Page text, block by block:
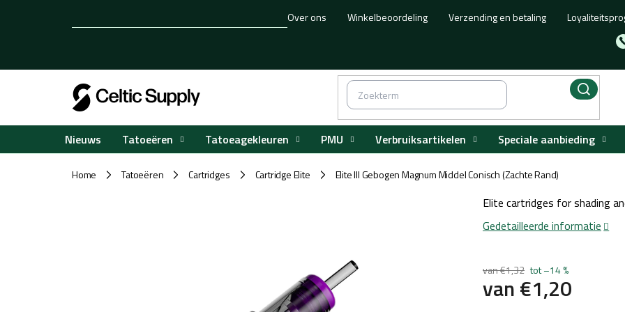
Over ons Winkelbeoordeling Verzending en betaling
Nieuws Tatoeëren Tatoeagekleuren PMU Verbruiksartikelen Speciale aanbieding
Home / Tatoeëren / Cartridges / Cartridge Elite / Elite III Gebogen Magnum Middel Conisch (Zachte Rand)
van €1,32 tot –14 %
van€1,20
Elite cartridges for shading
Gedetailleerde informatie